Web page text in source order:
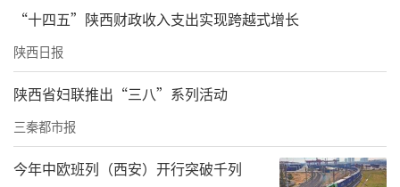
“十四五”陕西财政收入支出实现跨越式增长
陕西日报
陕西省妇联推出“三八”系列活动
三秦都市报
今年中欧班列（西安）开行突破千列